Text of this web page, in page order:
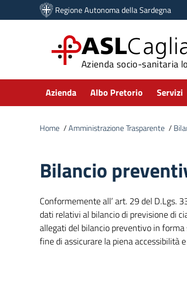
Vai ai contenuti
Vai al menu di navigazione
Regione Autonoma della Sardegna
ASL
Azienda socio-sanitaria
Submenu
Azienda Albo Pretorio Servizi
Home /Amministrazione Trasparente /
Bilancio
Conformemente all’ art. 29 del D.Lgs.
dati relativi al bilancio di previsione di
allegati del bilancio preventivo in
fine di assicurare la piena accessibilità